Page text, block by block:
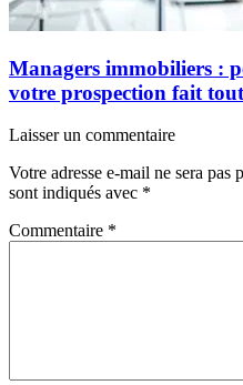
Managers immobiliers :
votre prospection fait
Laisser un commentaire
Votre adresse e-mail ne sera pas
sont indiqués avec *
Commentaire *